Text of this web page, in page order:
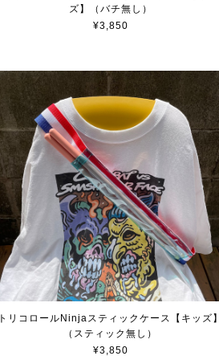
ズ】（バチ無し）
¥3,850
トリコロールNinjaスティックケース【キッズ】
（スティック無し）
¥3,850